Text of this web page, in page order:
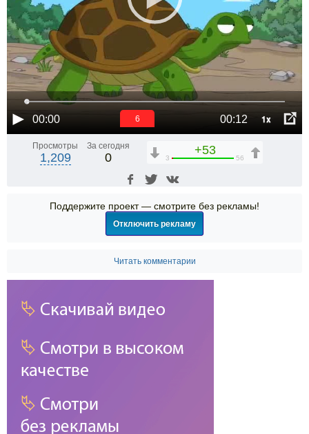
00:00 00:12 1x
6
Просмотры
1,209
За сегодня
0
+53
3 56
Поддержите проект — смотрите без рекламы!
Отключить рекламу
Читать комментарии